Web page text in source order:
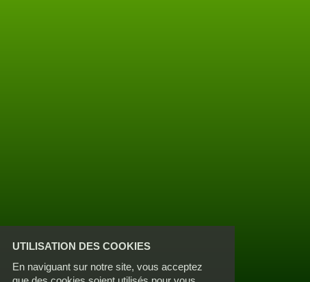
UTILISATION DES COOKIES
En naviguant sur notre site, vous acceptez